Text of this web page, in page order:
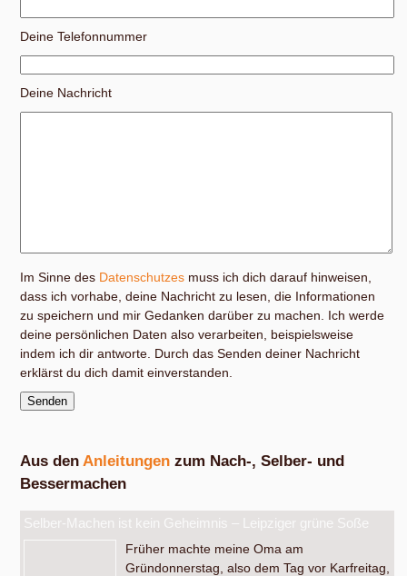
Deine Telefonnummer
Deine Nachricht
Im Sinne des Datenschutzes muss ich dich darauf hinweisen,
dass ich vorhabe, deine Nachricht zu lesen, die Informationen
zu speichern und mir Gedanken darüber zu machen. Ich werde
deine persönlichen Daten also verarbeiten, beispielsweise
indem ich dir antworte. Durch das Senden deiner Nachricht
erklärst du dich damit einverstanden.
Aus den Anleitungen zum Nach-, Selber- und
Bessermachen
Selber-Machen ist kein Geheimnis – Leipziger grüne Soße
Früher machte meine Oma am
Gründonnerstag, also dem Tag vor Karfreitag,